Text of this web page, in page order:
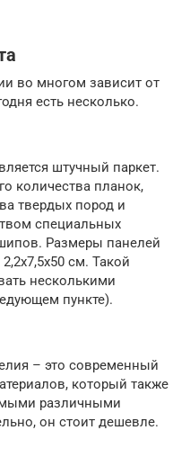
во многом зависит от
есть несколько.
штучный паркет.
количества планок,
твердых пород и
специальных
Размеры панелей
см. Такой
несколькими
пункте).
– это современный
который также
различными
он стоит дешевле.